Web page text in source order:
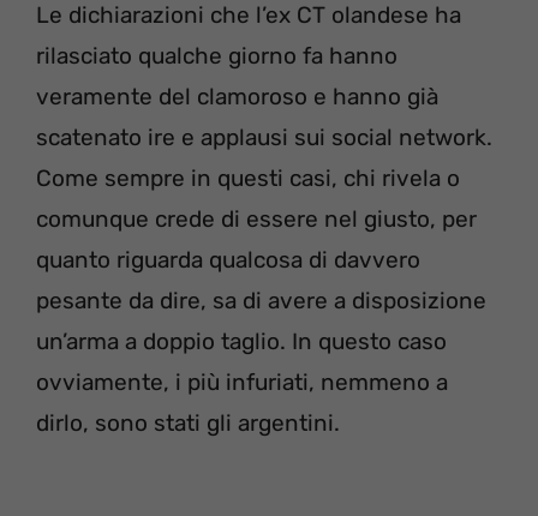
Le dichiarazioni che l’ex CT olandese ha
rilasciato qualche giorno fa hanno
veramente del clamoroso e hanno già
scatenato ire e applausi sui social network.
Come sempre in questi casi, chi rivela o
comunque crede di essere nel giusto, per
quanto riguarda qualcosa di davvero
pesante da dire, sa di avere a disposizione
un’arma a doppio taglio. In questo caso
ovviamente, i più infuriati, nemmeno a
dirlo, sono stati gli argentini.